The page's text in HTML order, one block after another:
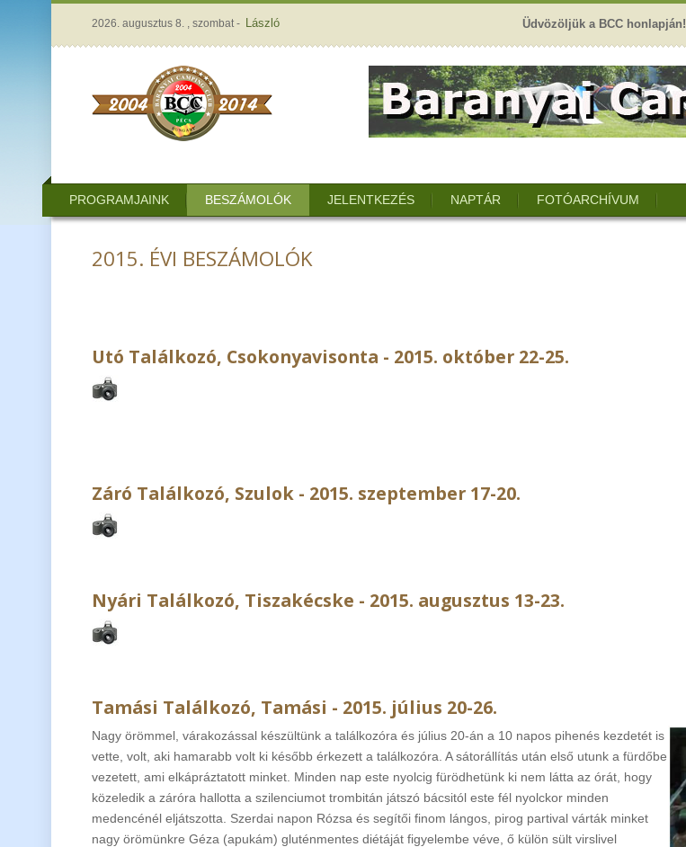
Üdvözöljük a BCC honlapján!
2026. augusztus 8. , szombat - László
PROGRAMJAINK BESZÁMOLÓK JELENTKEZÉS NAPTÁR FOTÓARCHÍVUM
2015. ÉVI BESZÁMOLÓK
Utó Találkozó, Csokonyavisonta - 2015. október 22-25.
Záró Találkozó, Szulok - 2015. szeptember 17-20.
Nyári Találkozó, Tiszakécske - 2015. augusztus 13-23.
Tamási Találkozó, Tamási - 2015. július 20-26.
Nagy örömmel, várakozással készültünk a találkozóra és július 20-án a 10 napos pihenés kezdetét is
vette, volt, aki hamarabb volt ki később érkezett a találkozóra. A sátorállítás után első utunk a fürdőbe
vezetett, ami elkápráztatott minket. Minden nap este nyolcig fürödhetünk ki nem látta az órát, hogy
közeledik a záróra hallotta a szilenciumot trombitán játszó bácsitól este fél nyolckor minden
medencénél eljátszotta. Szerdai napon Rózsa és segítői finom lángos, pirog partival várták minket
nagy örömünkre Géza (apukám) gluténmentes diétáját figyelembe véve, ő külön sült virslivel